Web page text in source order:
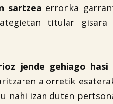
sartzea erronka
titular gisara
jende gehiago hasi
alorretik
nahi izan duten